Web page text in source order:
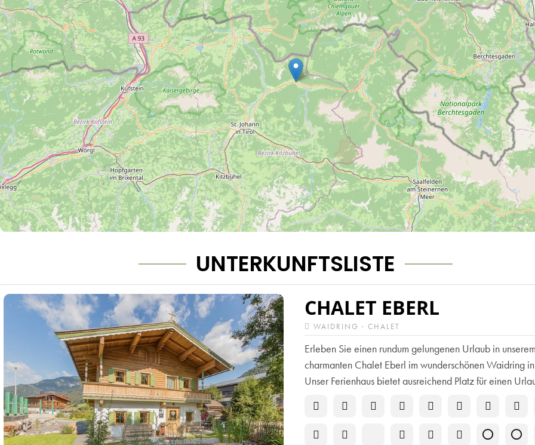
UNTERKUNFTSLISTE
CHALET EBERL
WAIDRING · CHALET
Erleben Sie einen rundum gelungenen Urlaub in unserem
charmanten Chalet Eberl im wunderschönen Waidring
Unser Ferienhaus bietet ausreichend Platz für einen